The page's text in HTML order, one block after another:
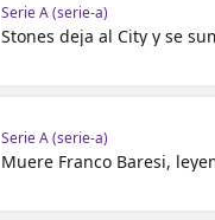
Serie A (serie-a)
Stones deja al City y se
Serie A (serie-a)
Muere Franco Baresi,